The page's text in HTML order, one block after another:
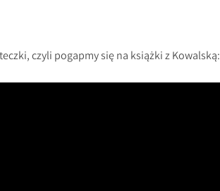
czyli pogapmy się na książki z Kowalską: